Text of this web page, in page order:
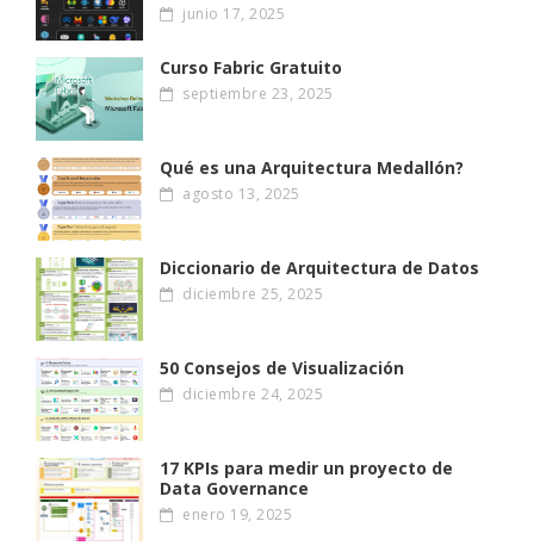
junio 17, 2025
Curso Fabric Gratuito
septiembre 23, 2025
Qué es una Arquitectura Medallón?
agosto 13, 2025
Diccionario de Arquitectura de Datos
diciembre 25, 2025
50 Consejos de Visualización
diciembre 24, 2025
17 KPIs para medir un proyecto de
Data Governance
enero 19, 2025